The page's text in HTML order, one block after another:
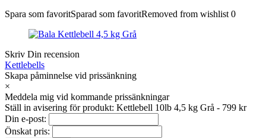
Spara som favoritSparad som favoritRemoved from wishlist 0
Skriv Din recension
Kettlebells
Skapa påminnelse vid prissänkning
×
Meddela mig vid kommande prissänkningar
Ställ in avisering för produkt: Kettlebell 10lb 4,5 kg Grå - 799 kr
Din e-post:
Önskat pris: